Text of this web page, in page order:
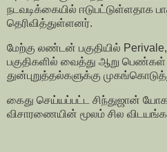
நடவடிக்கையில் ஈடுபட்டுள்ளதாக
தெரிவித்துள்ளனர்.
மேற்கு லண்டன் பகுதியில்
பகுதிகளில் வைத்து ஆறு பெண்கள்
துன்புறுத்தல்களுக்கு
கைது செய்யப்பட்ட சிந்துஜான்
விசாரணையின் மூலம் சில